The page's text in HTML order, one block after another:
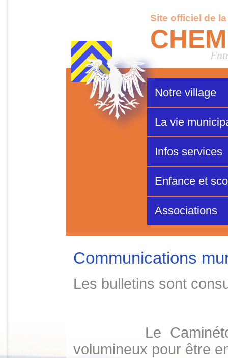
Site officiel de
Notre village
La vie
Infos services
Enfance et
Associations
Communications
Les bulletins sont
Le Caminétois
volumineux pour être